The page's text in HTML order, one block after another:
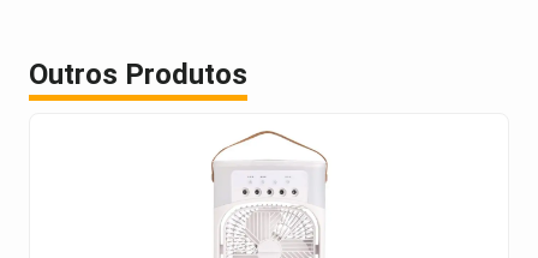
Outros Produtos